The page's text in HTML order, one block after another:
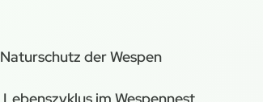
Naturschutz der Wespen